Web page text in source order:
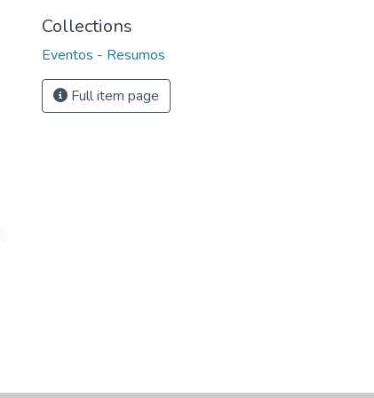
Collections
Eventos - Resumos
Full item page